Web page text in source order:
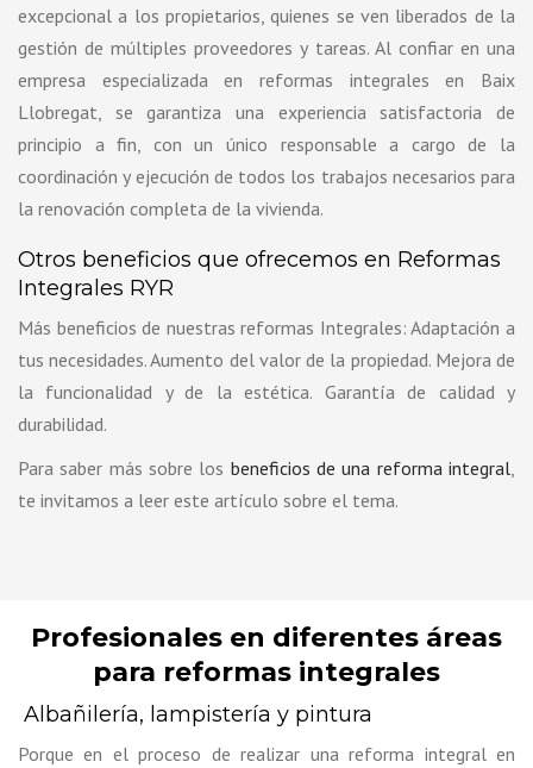
excepcional a los propietarios, quienes se ven liberados de la
gestión de múltiples proveedores y tareas. Al confiar en una
empresa especializada en reformas integrales en Baix
Llobregat, se garantiza una experiencia satisfactoria de
principio a fin, con un único responsable a cargo de la
coordinación y ejecución de todos los trabajos necesarios para
la renovación completa de la vivienda.
Otros beneficios que ofrecemos en Reformas
Integrales RYR
Más beneficios de nuestras reformas Integrales: Adaptación a
tus necesidades. Aumento del valor de la propiedad. Mejora de
la funcionalidad y de la estética. Garantía de calidad y
durabilidad.
Para saber más sobre los beneficios de una reforma integral,
te invitamos a leer este artículo sobre el tema.
Profesionales en diferentes áreas
para reformas integrales
Albañilería, lampistería y pintura
Porque en el proceso de realizar una reforma integral en